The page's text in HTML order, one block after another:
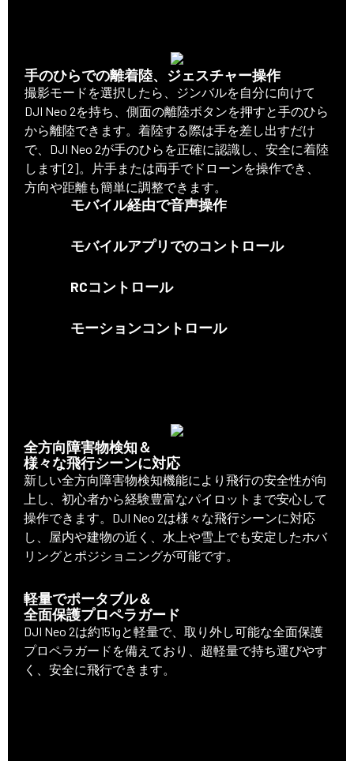
手のひらでの離着陸、ジェスチャー操作
撮影モードを選択したら、ジンバルを自分に向けて
DJI Neo 2を持ち、側面の離陸ボタンを押すと手のひら
から離陸できます。着陸する際は手を差し出すだけ
で、DJI Neo 2が手のひらを正確に認識し、安全に着陸
します[2]。片手または両手でドローンを操作でき、
方向や距離も簡単に調整できます。
モバイル経由で音声操作
モバイルアプリでのコントロール
RCコントロール
モーションコントロール
全方向障害物検知＆
様々な飛行シーンに対応
新しい全方向障害物検知機能により飛行の安全性が向
上し、初心者から経験豊富なパイロットまで安心して
操作できます。DJI Neo 2は様々な飛行シーンに対応
し、屋内や建物の近く、水上や雪上でも安定したホバ
リングとポジショニングが可能です。
軽量でポータブル＆
全面保護プロペラガード
DJI Neo 2は約151gと軽量で、取り外し可能な全面保護
プロペラガードを備えており、超軽量で持ち運びやす
く、安全に飛行できます。